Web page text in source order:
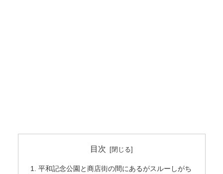
目次
平和記念公園と商店街の間にあるがスルーしがち